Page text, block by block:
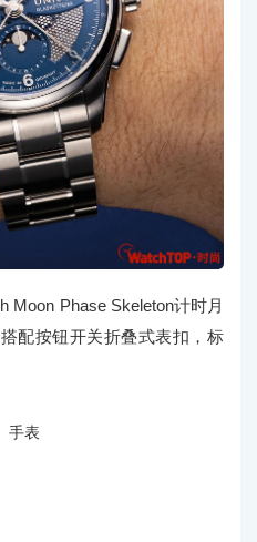
Moon Phase Skeleton计时月
配按钮开关折叠式表扣，标
手表